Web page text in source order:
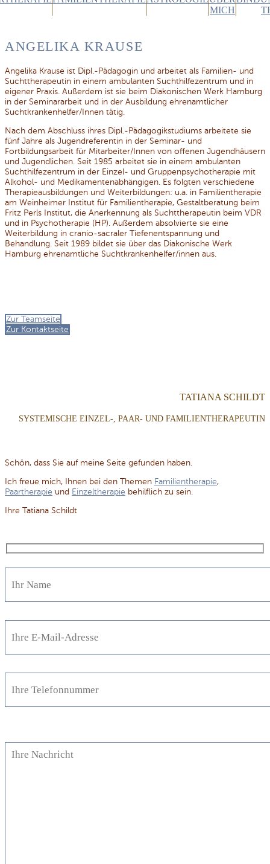
MICH
ANGELIKA KRAUSE
Angelika Krause ist Dipl.-Pädagogin und arbeitet als Familien- und
Sucht­thera­peutin in einem ambulanten Suchthilfezentrum und in
eigener Praxis. Außer­dem ist sie beim Diakonischen Werk Hamburg
in der Seminararbeit und in der Ausbildung ehrenamtlicher
Suchtkrankenhelfer/Innen tätig.
Nach dem Abschluss ihres Dipl.-Pädagogikstudiums arbeitete sie
fünf Jahre als Jugendreferentin in der Seminar- und
Fortbildungsarbeit für Mitarbeiter/Innen von offenen Jugendhäusern
und Jugendlichen. Seit 1985 arbeitet sie in einem ambulanten
Suchthilfezentrum in der Einzel- und Gruppenpsychotherapie mit
Alkohol- und Medikamentenabhängigen. Es folgten verschiedene
Therapie­ausbil­dungen und Weiter­bildungen: u.a. in Familientherapie
am Weinheimer Institut für Familientherapie, Gestaltberatung beim
Fritz Perls Institut, die Anerken­nung als Suchttherapeutin beim VDR
und in Psychotherapie (HP). Außerdem absolvierte sie eine
Weiterbildung in cranio-sacraler Tiefen­ent­span­nung und
Behandlung. Seit 1989 bildet sie über das Diakonische Werk
Hamburg ehrenamtliche Suchtkrankenhelfer/innen aus.
Zur Teamseite
Zur Kontaktseite
TATIANA SCHILDT
SYSTEMISCHE EINZEL-, PAAR- UND FAMILIENTHERAPEUTIN
Schön, dass Sie auf meine Seite gefunden haben.
Ich freue mich, Ihnen bei den Themen Familientherapie,
Paartherapie und Einzeltherapie behilflich zu sein.
Ihre Tatiana Schildt